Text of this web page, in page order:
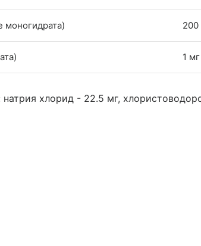
моногидрата) 200
1 мг
хлорид - 22.5 мг,